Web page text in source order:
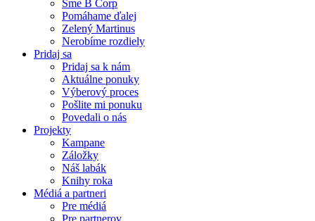
Sme B Corp
Pomáhame ďalej
Zelený Martinus
Nerobíme rozdiely
Pridaj sa
Pridaj sa k nám
Aktuálne ponuky
Výberový proces
Pošlite mi ponuku
Povedali o nás
Projekty
Kampane
Záložky
Náš labák
Knihy roka
Médiá a partneri
Pre médiá
Pre partnerov